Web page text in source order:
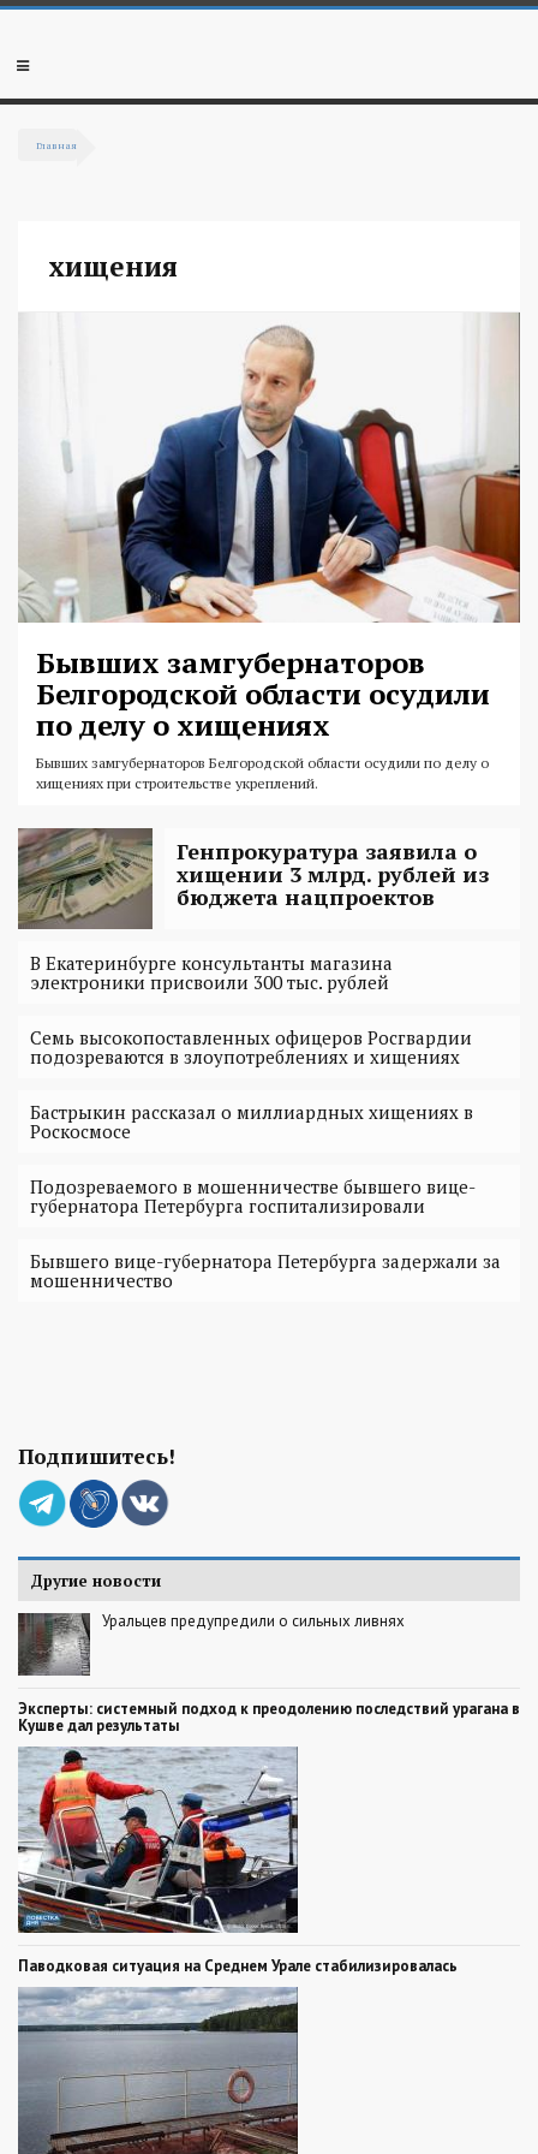
Перейти к основному содержанию
Мобильное
Главная
хищения
Бывших замгубернаторов
Белгородской области осудили
по делу о хищениях
Бывших замгубернаторов Белгородской области осудили по делу о
хищениях при строительстве укреплений.
Генпрокуратура заявила о
хищении 3 млрд. рублей из
бюджета нацпроектов
В Екатеринбурге консультанты магазина
электроники присвоили 300 тыс. рублей
Семь высокопоставленных офицеров Росгвардии
подозреваются в злоупотреблениях и хищениях
Бастрыкин рассказал о миллиардных хищениях в
Роскосмосе
Подозреваемого в мошенничестве бывшего вице-
губернатора Петербурга госпитализировали
Бывшего вице-губернатора Петербурга задержали за
мошенничество
Подпишитесь!
Другие новости
Уральцев предупредили о сильных ливнях
Эксперты: системный подход к преодолению последствий урагана в
Кушве дал результаты
Паводковая ситуация на Среднем Урале стабилизировалась